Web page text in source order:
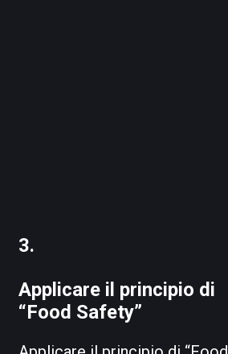
3.
Applicare il principio di
“Food Safety”